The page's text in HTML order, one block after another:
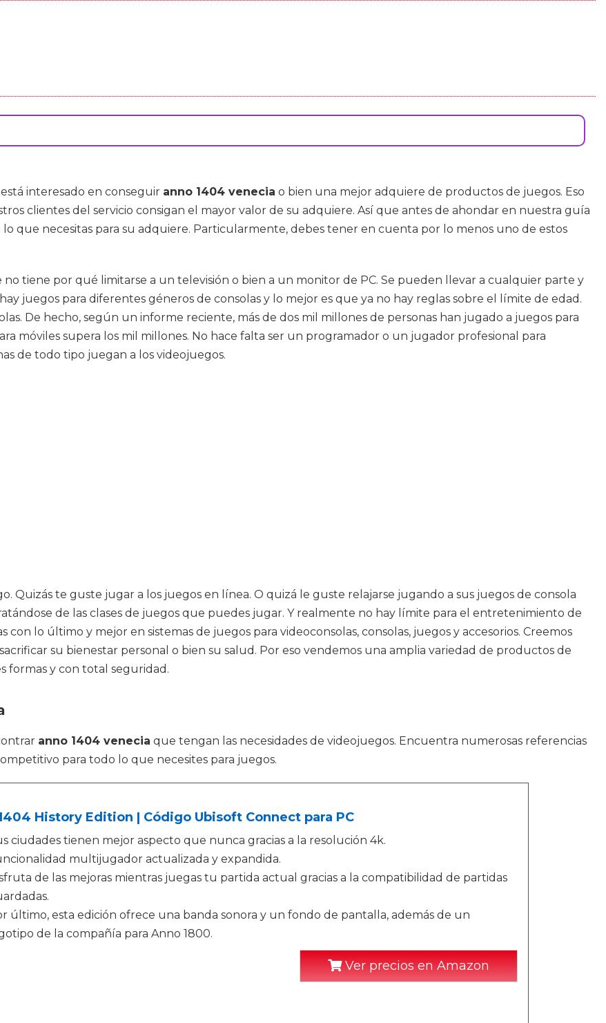
interesado en conseguir anno 1404 venecia o bien una mejor adquiere de productos de juegos. Eso
clientes del servicio consigan el mayor valor de su adquiere. Así que antes de ahondar en nuestra guía
que necesitas para su adquiere. Particularmente, debes tener en cuenta por lo menos uno de estos
tiene por qué limitarse a un televisión o bien a un monitor de PC. Se pueden llevar a cualquier parte y
juegos para diferentes géneros de consolas y lo mejor es que ya no hay reglas sobre el límite de edad.
De hecho, según un informe reciente, más de dos mil millones de personas han jugado a juegos para
móviles supera los mil millones. No hace falta ser un programador o un jugador profesional para
de todo tipo juegan a los videojuegos.
Quizás te guste jugar a los juegos en línea. O quizá le guste relajarse jugando a sus juegos de consola
de las clases de juegos que puedes jugar. Y realmente no hay límite para el entretenimiento de
lo último y mejor en sistemas de juegos para videoconsolas, consolas, juegos y accesorios. Creemos
su bienestar personal o bien su salud. Por eso vendemos una amplia variedad de productos de
formas y con total seguridad.
anno 1404 venecia que tengan las necesidades de videojuegos. Encuentra numerosas referencias
para todo lo que necesites para juegos.
History Edition | Código Ubisoft Connect para PC
ciudades tienen mejor aspecto que nunca gracias a la resolución 4k.
multijugador actualizada y expandida.
de las mejoras mientras juegas tu partida actual gracias a la compatibilidad de partidas
último, esta edición ofrece una banda sonora y un fondo de pantalla, además de un
de la compañía para Anno 1800.
Ver precios en Amazon